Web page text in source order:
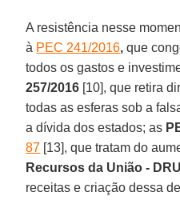
A resistência nesse
à PEC 241/2016, que
todos os gastos e
257/2016 [10], que retira
todas as esferas sob a
a dívida dos estados; as
87 [13], que tratam do
Recursos da União - DRU
receitas e criação dessa